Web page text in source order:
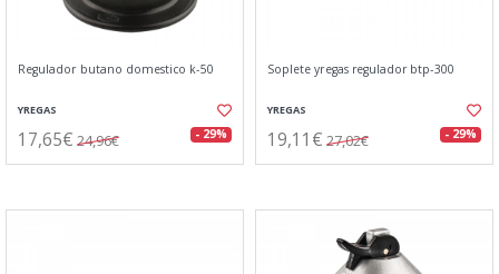
Regulador butano domestico k-50
YREGAS
17,65€ 24,96€ - 29%
Soplete yregas regulador btp-300
YREGAS
19,11€ 27,02€ - 29%